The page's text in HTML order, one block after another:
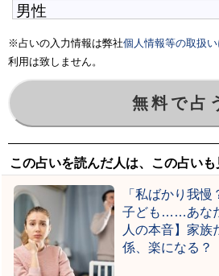
※占いの入力情報は弊社個人情報等の取扱
利用は致しません。
この占いを読んだ人は、この占い
「私ばかり我
子ども……あな
人の本音】家族
係、楽になる？